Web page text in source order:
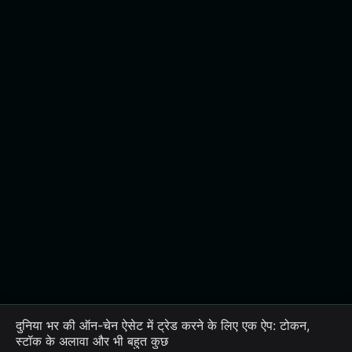
दुनिया भर की ऑन-चेन ऐसेट में ट्रेड करने के लिए एक ऐप: टोकन,
स्टॉक के अलावा और भी बहुत कुछ